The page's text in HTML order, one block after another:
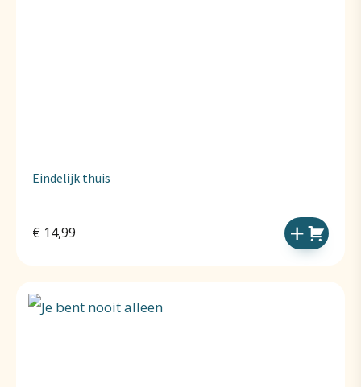
Eindelijk thuis
€ 14,99